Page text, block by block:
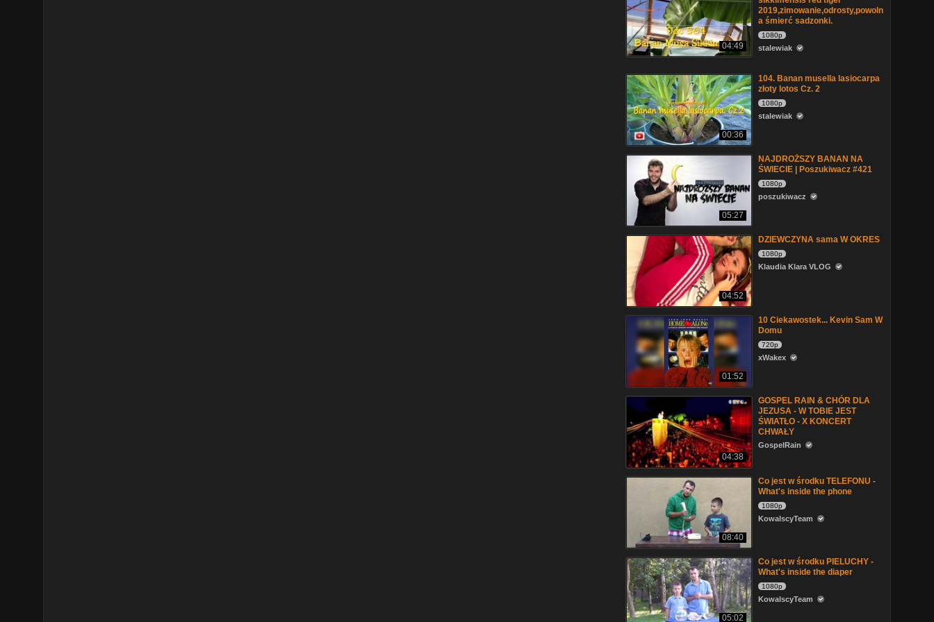
04:49
2019,zimowanie,odrosty,powoln
a śmierć sadzonki.
1080p
stalewiak
00:36
104. Banan musella lasiocarpa
złoty lotos Cz. 2
1080p
stalewiak
05:27
NAJDROŻSZY BANAN NA
ŚWIECIE | Poszukiwacz #421
1080p
poszukiwacz
04:52
DZIEWCZYNA sama W OKRES
1080p
Klaudia Klara VLOG
01:52
10 Ciekawostek... Kevin Sam W
Domu
720p
xWakex
04:38
GOSPEL RAIN & CHÓR DLA
JEZUSA - W TOBIE JEST
ŚWIATŁO - X KONCERT
CHWAŁY
GospelRain
08:40
Co jest w środku TELEFONU -
What's inside the phone
1080p
KowalscyTeam
05:02
Co jest w środku PIELUCHY -
What's inside the diaper
1080p
KowalscyTeam